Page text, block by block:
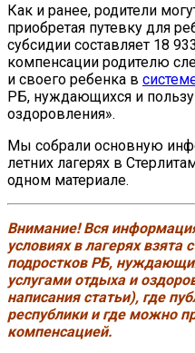
Как и ранее, родители
приобретая путевку для
субсидии составляет 18
компенсации родителю
и своего ребенка в
РБ, нуждающихся и
оздоровления».
Мы собрали основную
летних лагерях в
одном материале.
Внимание! Вся
условиях в лагерях взята
подростков РБ,
услугами отдыха и
написания статьи), где
республики и где можно
компенсацией.